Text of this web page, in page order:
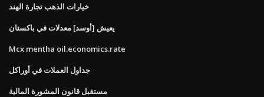
خيارات الذهب تجارة الهند
يعيش [أوسد] معدلات في باكستان
Mcx mentha oil.economics.rate
جداول العملات في أوراكل
مستقبل قانون المشورة المالية